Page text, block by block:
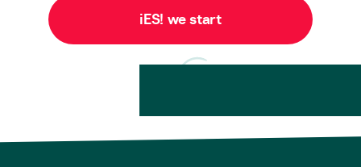
iES! we start